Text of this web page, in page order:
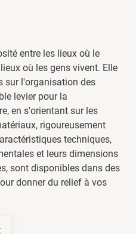
entre les lieux où le
où les gens vivent. Elle
sur l'organisation des
levier pour la
en s'orientant sur les
rigoureusement
techniques,
et leurs dimensions
sont disponibles dans des
donner du relief à vos